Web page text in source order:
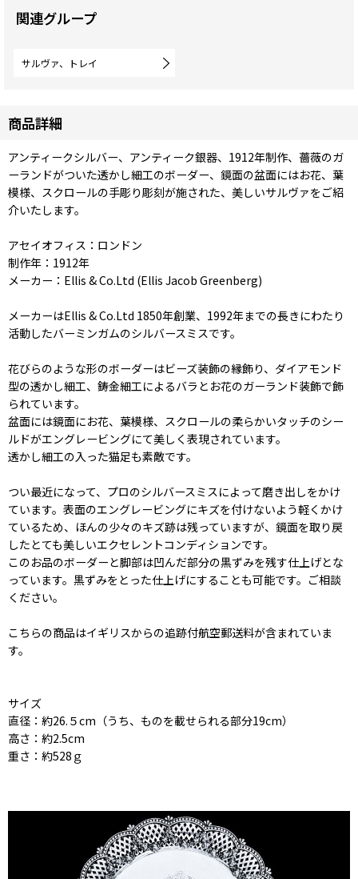
関連グループ
サルヴァ、トレイ
商品詳細
アンティークシルバー、アンティーク銀器、1912年制作、薔薇のガ
ーランドがついた透かし細工のボーダー、鏡面の盆面にはお花、葉
模様、スクロールの手彫り彫刻が施された、美しいサルヴァをご紹
介いたします。
アセイオフィス：ロンドン
制作年：1912年
メーカー：Ellis & Co.Ltd (Ellis Jacob Greenberg)
メーカーはEllis & Co.Ltd 1850年創業、1992年までの長きにわたり
活動したバーミンガムのシルバースミスです。
花びらのような形のボーダーはビーズ装飾の縁飾り、ダイアモンド
型の透かし細工、鋳金細工によるバラとお花のガーランド装飾で飾
られています。
盆面には鏡面にお花、葉模様、スクロールの柔らかいタッチのシー
ルドがエングレービングにて美しく表現されています。
透かし細工の入った猫足も素敵です。
つい最近になって、プロのシルバースミスによって磨き出しをかけ
ています。表面のエングレービングにキズを付けないよう軽くかけ
ているため、ほんの少々のキズ跡は残っていますが、鏡面を取り戻
したとても美しいエクセレントコンディションです。
このお品のボーダーと脚部は凹んだ部分の黒ずみを残す仕上げとな
っています。黒ずみをとった仕上げにすることも可能です。ご相談
ください。
こちらの商品はイギリスからの追跡付航空郵送料が含まれていま
す。
サイズ
直径：約26.５cm（うち、ものを載せられる部分19cm）
高さ：約2.5cm
重さ：約528ｇ